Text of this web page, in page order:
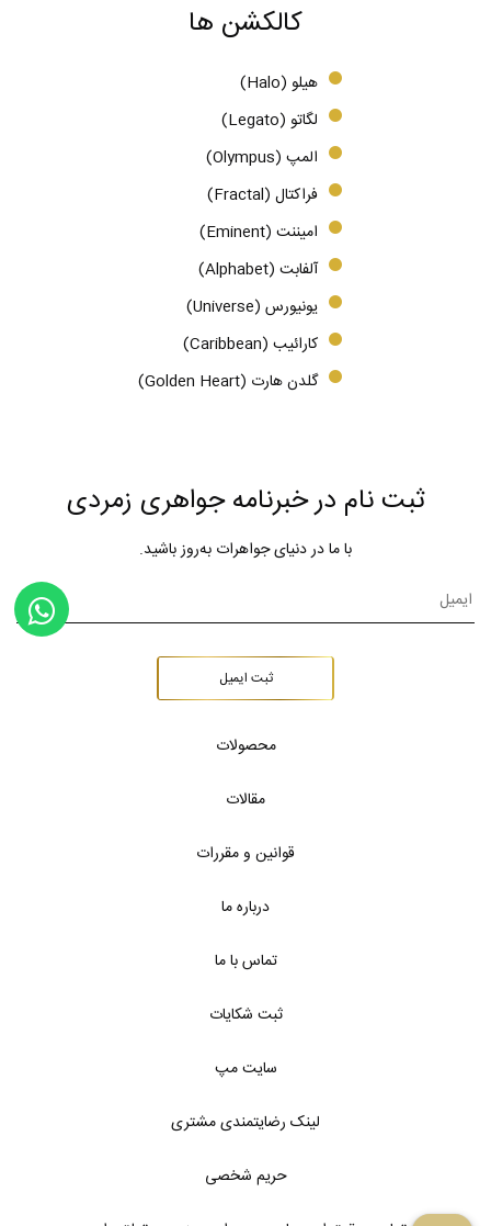
کالکشن ها
هیلو (Halo)
لگاتو (Legato)
المپ (Olympus)
فراکتال (Fractal)
امیننت (Eminent)
آلفابت (Alphabet)
یونیورس (Universe)
کارائیب (Caribbean)
گلدن هارت (Golden Heart)
ثبت نام در خبرنامه جواهری زمردی
با ما در دنیای جواهرات به‌روز باشید.
ثبت ایمیل
محصولات
مقالات
قوانین و مقررات
درباره ما
تماس با ما
ثبت شکایات
سایت مپ
لینک رضایتمندی مشتری
حریم شخصی